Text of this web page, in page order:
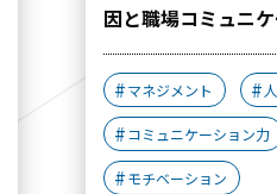
因と職場コミュニ
マネジメント
コミュニケーション力
モチベーション